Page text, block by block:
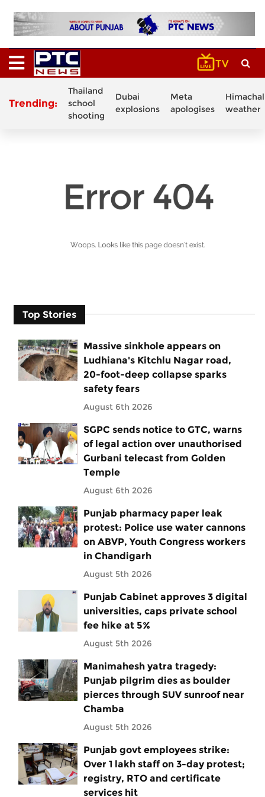
Trending:
Thailand
school
shooting
Dubai
explosions
Meta
apologises
Himachal
weather
Top Stories
Massive sinkhole appears on
Ludhiana's Kitchlu Nagar road,
20-foot-deep collapse sparks
safety fears
August 6th 2026
SGPC sends notice to GTC, warns
of legal action over unauthorised
Gurbani telecast from Golden
Temple
August 6th 2026
Punjab pharmacy paper leak
protest: Police use water cannons
on ABVP, Youth Congress workers
in Chandigarh
August 5th 2026
Punjab Cabinet approves 3 digital
universities, caps private school
fee hike at 5%
August 5th 2026
Manimahesh yatra tragedy:
Punjab pilgrim dies as boulder
pierces through SUV sunroof near
Chamba
August 5th 2026
Punjab govt employees strike:
Over 1 lakh staff on 3-day protest;
registry, RTO and certificate
services hit